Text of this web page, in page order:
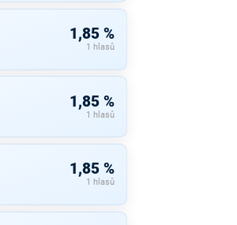
1,85 %
1 hlasů
1,85 %
1 hlasů
1,85 %
1 hlasů